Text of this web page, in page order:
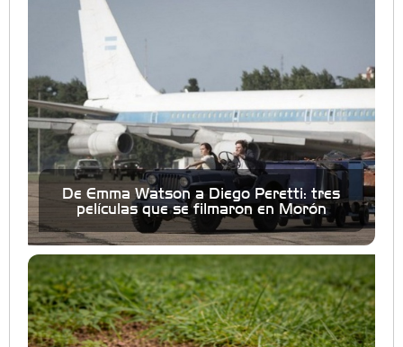
De Emma Watson a Diego Peretti: tres
películas que se filmaron en Morón